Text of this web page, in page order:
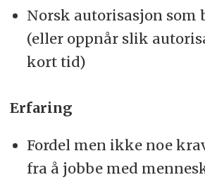
Norsk autorisasjon som
(eller oppnår slik
kort tid)
Erfaring
Fordel men ikke noe
fra å jobbe med